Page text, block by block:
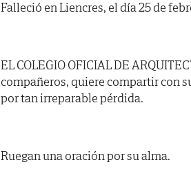
Falleció en Liencres, el día 25 de
EL COLEGIO OFICIAL DE
compañeros, quiere compartir con
por tan irreparable pérdida.
Ruegan una oración por su alma.